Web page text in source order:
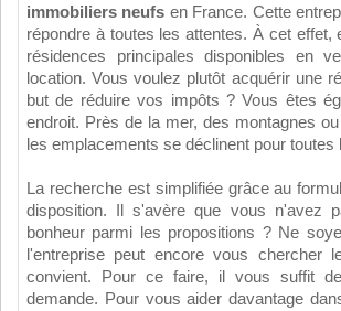
immobiliers neufs en France. Cette
répondre à toutes les attentes. À cet effet,
résidences principales disponibles en
location. Vous voulez plutôt acquérir une
but de réduire vos impôts ? Vous êtes
endroit. Près de la mer, des montagnes
les emplacements se déclinent pour toutes
La recherche est simplifiée grâce au
disposition. Il s'avère que vous n'avez
bonheur parmi les propositions ? Ne
l'entreprise peut encore vous chercher
convient. Pour ce faire, il vous suffit
demande. Pour vous aider davantage